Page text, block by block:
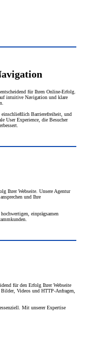
für Ihren Online-Erfolg.
intuitive Navigation und klare
Barrierefreiheit, und
User Experience, die Besucher
Ihrer Webseite. Unsere Agentur
und Ihre
einprägsamen
für den Erfolg Ihrer Webseite
Videos und HTTP-Anfragen,
Mit unserer Expertise